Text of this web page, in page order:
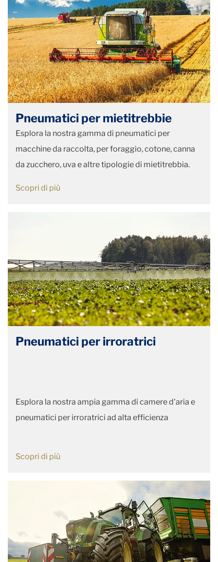
Pneumatici per mietitrebbie
Esplora la nostra gamma di pneumatici per
macchine da raccolta, per foraggio, cotone, canna
da zucchero, uva e altre tipologie di mietitrebbia.
Scopri di più
Pneumatici per irroratrici
Esplora la nostra ampia gamma di camere d'aria e
pneumatici per irroratrici ad alta efficienza
Scopri di più